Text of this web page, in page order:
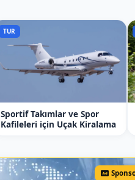
TUR
Sportif Takımlar ve Spor
Kafileleri için Uçak Kiralama